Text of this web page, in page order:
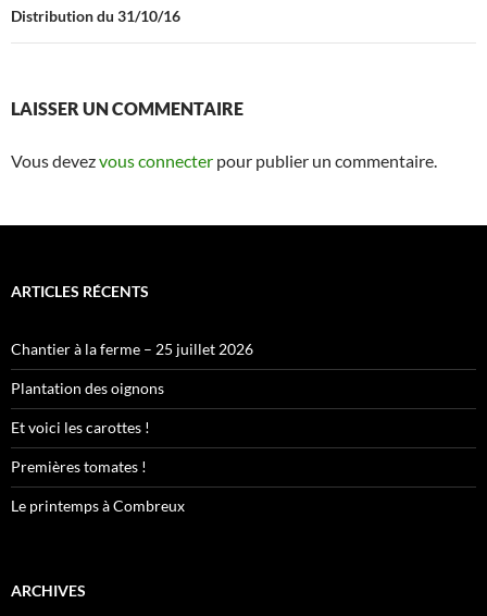
Distribution du 31/10/16
LAISSER UN COMMENTAIRE
Vous devezvous connecter pour publier un commentaire.
ARTICLES RÉCENTS
Chantier à la ferme – 25 juillet 2026
Plantation des oignons
Et voici les carottes !
Premières tomates !
Le printemps à Combreux
ARCHIVES